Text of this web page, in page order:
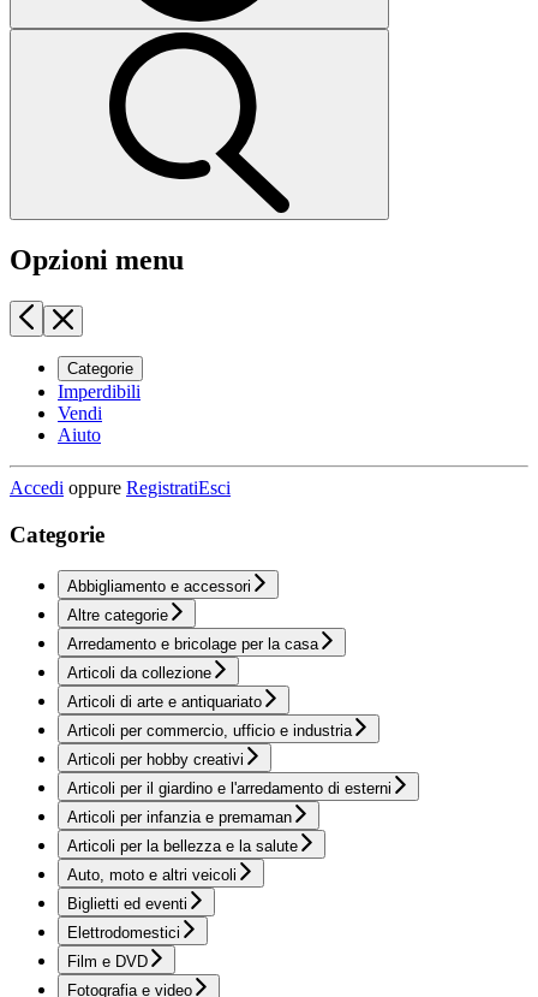
Opzioni menu
Categorie
Imperdibili
Vendi
Aiuto
Accedi oppure RegistratiEsci
Categorie
Abbigliamento e accessori
Altre categorie
Arredamento e bricolage per la casa
Articoli da collezione
Articoli di arte e antiquariato
Articoli per commercio, ufficio e industria
Articoli per hobby creativi
Articoli per il giardino e l'arredamento di esterni
Articoli per infanzia e premaman
Articoli per la bellezza e la salute
Auto, moto e altri veicoli
Biglietti ed eventi
Elettrodomestici
Film e DVD
Fotografia e video